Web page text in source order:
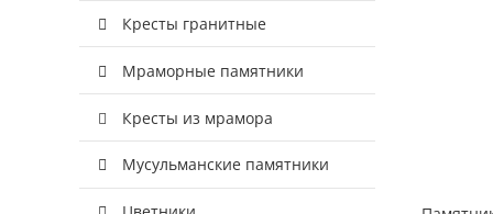
Кресты гранитные
Мраморные памятники
Кресты из мрамора
Мусульманские памятники